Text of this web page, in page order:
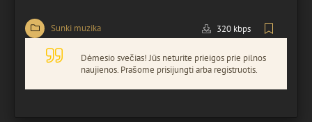
Sunki muzika 320 kbps
Dėmesio svečias! Jūs neturite prieigos prie pilnos
naujienos. Prašome prisijungti arba registruotis.